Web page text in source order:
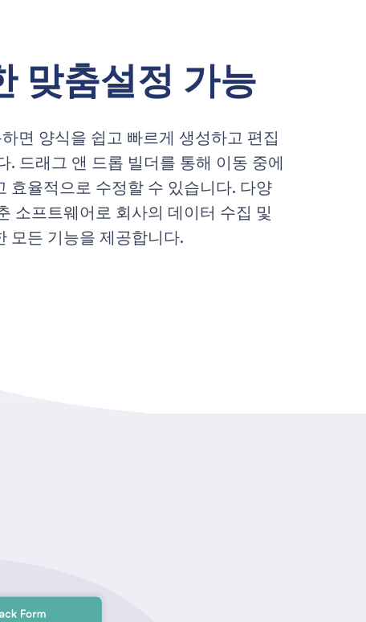
맞춤설정 가능
면 양식을 쉽고 빠르게 생성하고 편집
. 드래그 앤 드롭 빌더를 통해 이동 중에
효율적으로 수정할 수 있습니다. 다양
소프트웨어로 회사의 데이터 수집 및
모든 기능을 제공합니다.